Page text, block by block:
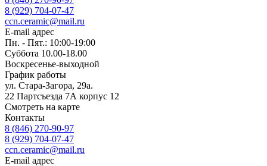
8 (929) 704-07-47
ccn.ceramic@mail.ru
E-mail адрес
Пн. - Пят.: 10:00-19:00
Суббота 10.00-18.00
Воскресенье-выходной
График работы
ул. Стара-Загора, 29а.
22 Партсъезда 7А корпус 12
Смотреть на карте
Контакты
8 (846) 270-90-97
8 (929) 704-07-47
ccn.ceramic@mail.ru
E-mail адрес